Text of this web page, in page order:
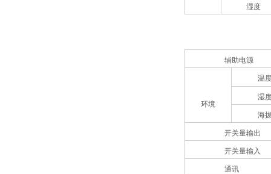
湿度
辅助电源
环境
温
湿
海
开关量输出
开关量输入
通讯